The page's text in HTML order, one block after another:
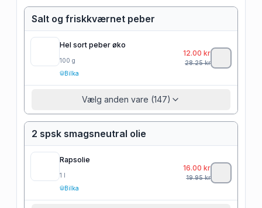
Salt og friskkværnet peber
Hel sort peber øko
100 g
Bilka
12.00 kr
28.25kr
Vælg anden vare (147)
2 spsk smagsneutral olie
Rapsolie
1 l
Bilka
16.00 kr
19.95kr